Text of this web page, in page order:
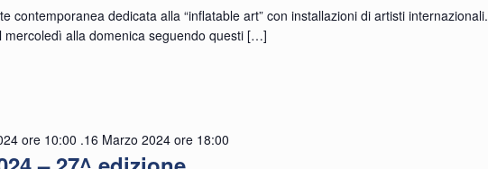
contemporanea dedicata alla “inflatable art” con installazioni di artisti internazionali.
mercoledì alla domenica seguendo questi[…]
ore 10:00 .16 Marzo 2024 ore 18:00